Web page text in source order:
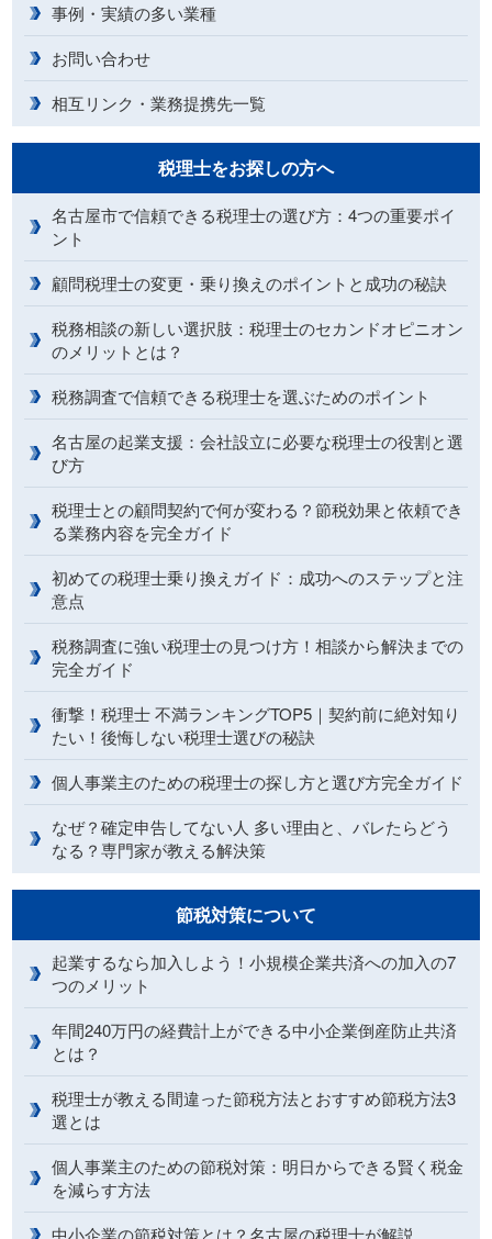
事例・実績の多い業種
お問い合わせ
相互リンク・業務提携先一覧
税理士をお探しの方へ
名古屋市で信頼できる税理士の選び方：4つの重要ポイ
ント
顧問税理士の変更・乗り換えのポイントと成功の秘訣
税務相談の新しい選択肢：税理士のセカンドオピニオン
のメリットとは？
税務調査で信頼できる税理士を選ぶためのポイント
名古屋の起業支援：会社設立に必要な税理士の役割と選
び方
税理士との顧問契約で何が変わる？節税効果と依頼でき
る業務内容を完全ガイド
初めての税理士乗り換えガイド：成功へのステップと注
意点
税務調査に強い税理士の見つけ方！相談から解決までの
完全ガイド
衝撃！税理士 不満ランキングTOP5｜契約前に絶対知り
たい！後悔しない税理士選びの秘訣
個人事業主のための税理士の探し方と選び方完全ガイド
なぜ？確定申告してない人 多い理由と、バレたらどう
なる？専門家が教える解決策
節税対策について
起業するなら加入しよう！小規模企業共済への加入の7
つのメリット
年間240万円の経費計上ができる中小企業倒産防止共済
とは？
税理士が教える間違った節税方法とおすすめ節税方法3
選とは
個人事業主のための節税対策：明日からできる賢く税金
を減らす方法